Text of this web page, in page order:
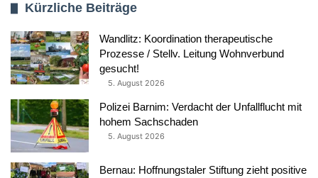
Kürzliche Beiträge
Wandlitz: Koordination therapeutische
Prozesse / Stellv. Leitung Wohnverbund
gesucht!
5. August 2026
Polizei Barnim: Verdacht der Unfallflucht mit
hohem Sachschaden
5. August 2026
Bernau: Hoffnungstaler Stiftung zieht positive